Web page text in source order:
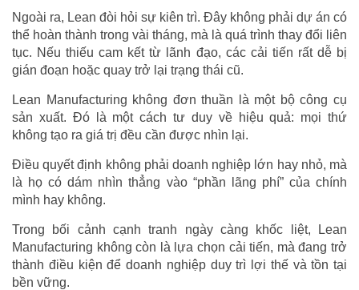
Ngoài ra, Lean đòi hỏi sự kiên trì. Đây không phải dự án có
thể hoàn thành trong vài tháng, mà là quá trình thay đổi liên
tục. Nếu thiếu cam kết từ lãnh đạo, các cải tiến rất dễ bị
gián đoạn hoặc quay trở lại trạng thái cũ.
Lean Manufacturing không đơn thuần là một bộ công cụ
sản xuất. Đó là một cách tư duy về hiệu quả: mọi thứ
không tạo ra giá trị đều cần được nhìn lại.
Điều quyết định không phải doanh nghiệp lớn hay nhỏ, mà
là họ có dám nhìn thẳng vào “phần lãng phí” của chính
mình hay không.
Trong bối cảnh cạnh tranh ngày càng khốc liệt, Lean
Manufacturing không còn là lựa chọn cải tiến, mà đang trở
thành điều kiện để doanh nghiệp duy trì lợi thế và tồn tại
bền vững.